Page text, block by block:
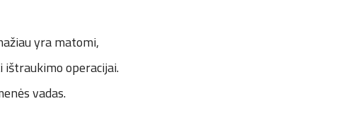
yra matomi,
ištraukimo operacijai.
vadas.